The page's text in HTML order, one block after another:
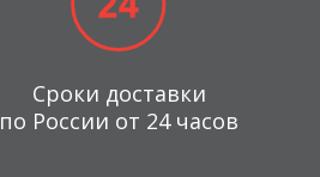
Сроки доставки
по России от 24 часов